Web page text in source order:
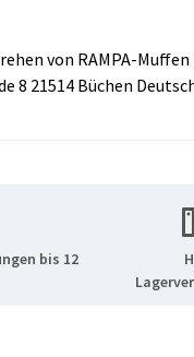
von RAMPA-
8 21514 Büchen
bis 12